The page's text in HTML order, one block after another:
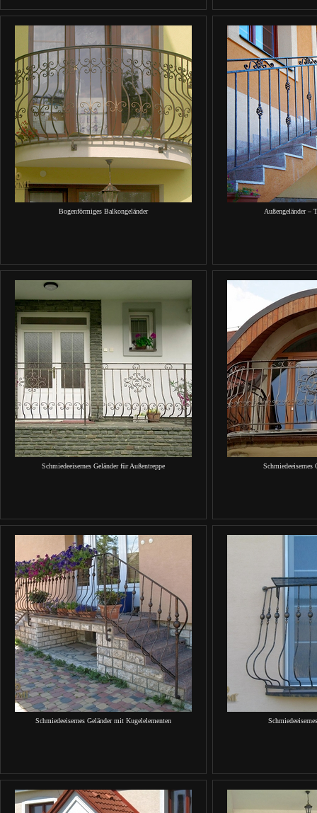
Bogenförmiges Balkongeländer Außengeländer –
Schmiedeeisernes Geländer für Außentreppe
Schmiedeeisernes Geländer mit Kugelelementen